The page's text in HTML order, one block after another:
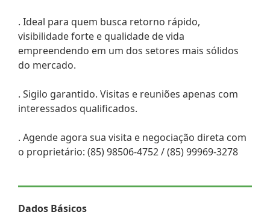
. Ideal para quem busca retorno rápido,
visibilidade forte e qualidade de vida
empreendendo em um dos setores mais sólidos
do mercado.
. Sigilo garantido. Visitas e reuniões apenas com
interessados qualificados.
. Agende agora sua visita e negociação direta com
o proprietário: (85) 98506-4752 / (85) 99969-3278
Dados Básicos